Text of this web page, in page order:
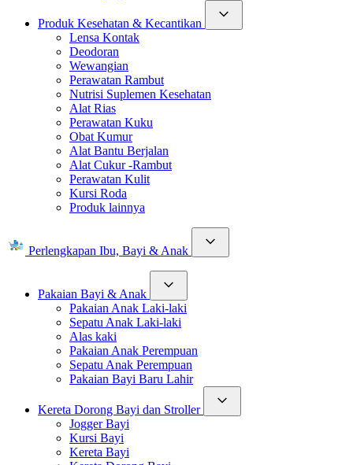
Produk Kesehatan & Kecantikan
Lensa Kontak
Deodoran
Wewangian
Perawatan Rambut
Nutrisi Suplemen Kesehatan
Alat Rias
Perawatan Kuku
Obat Kumur
Alat Bantu Berjalan
Alat Cukur -Rambut
Perawatan Kulit
Kursi Roda
Produk lainnya
Perlengkapan Ibu, Bayi & Anak
Pakaian Bayi & Anak
Pakaian Anak Laki-laki
Sepatu Anak Laki-laki
Alas kaki
Pakaian Anak Perempuan
Sepatu Anak Perempuan
Pakaian Bayi Baru Lahir
Kereta Dorong Bayi dan Stroller
Jogger Bayi
Kursi Bayi
Kereta Bayi